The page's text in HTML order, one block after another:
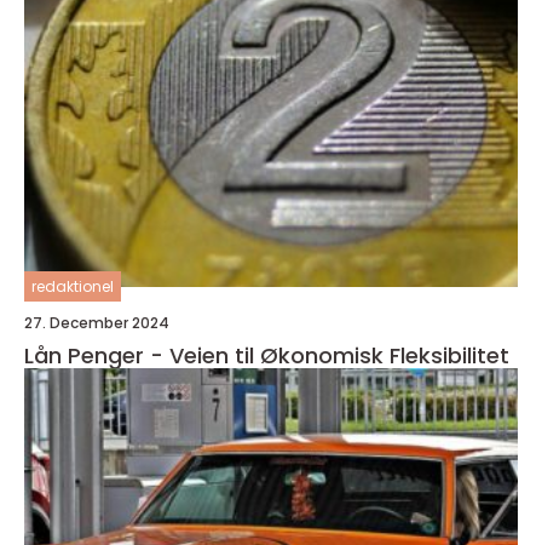
redaktionel
27. December 2024
Lån Penger - Veien til Økonomisk Fleksibilitet